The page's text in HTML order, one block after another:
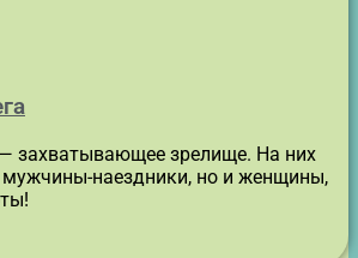
захватывающее зрелище. На них
мужчины-наездники, но и женщины,